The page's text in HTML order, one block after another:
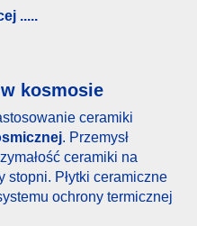
.....
kosmosie
ceramiki
. Przemysł
ceramiki na
stopni. Płytki ceramiczne
ochrony termicznej